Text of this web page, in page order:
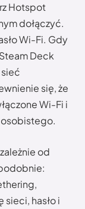
Hotspot
dołączyć.
Wi-Fi. Gdy
Deck
sieć
się, że
Wi-Fi i
od
hasło i